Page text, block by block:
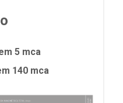
5 mca
140 mca